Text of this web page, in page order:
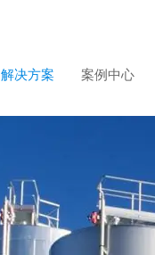
解决方案 案例中心